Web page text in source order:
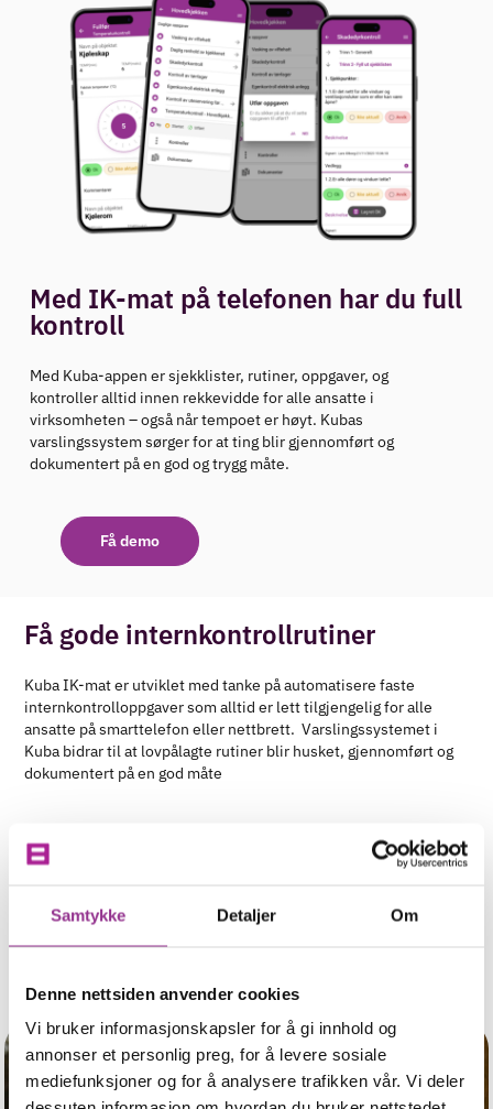
Samtykke Detaljer Om
Denne nettsiden anvender cookies
Vi bruker informasjonskapsler for å gi innhold og
annonser et personlig preg, for å levere sosiale
mediefunksjoner og for å analysere trafikken vår. Vi deler
Med IK-mat på telefonen har du full
kontroll
Med Kuba-appen er sjekklister, rutiner, oppgaver, og
kontroller alltid innen rekkevidde for alle ansatte i
virksomheten – også når tempoet er høyt. Kubas
varslingssystem sørger for at ting blir gjennomført og
dokumentert på en god og trygg måte.
Få demo
Få gode internkontrollrutiner
Kuba IK-mat er utviklet med tanke på automatisere faste
internkontrolloppgaver som alltid er lett tilgjengelig for alle
ansatte på smarttelefon eller nettbrett. Varslingssystemet i
Kuba bidrar til at lovpålagte rutiner blir husket, gjennomført og
dokumentert på en god måte